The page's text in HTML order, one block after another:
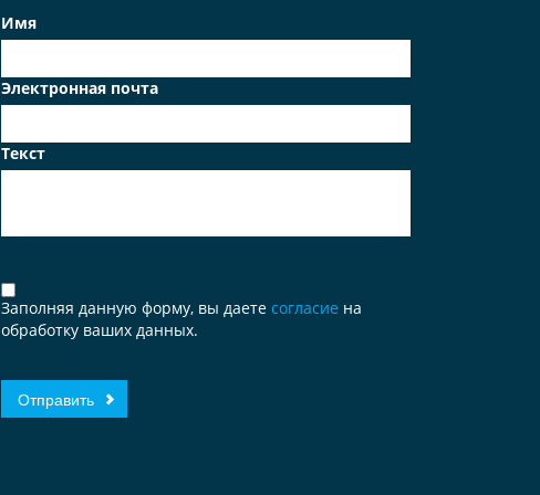
Имя
Электронная почта
Текст
Заполняя данную форму, вы даете согласие на
обработку ваших данных.